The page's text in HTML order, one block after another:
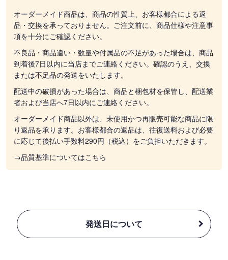
オーダーメイド商品は、商品の性質上、お客様都合による返
品・交換を承っておりません。ご注文前に、商品仕様や注意事
項を十分にご確認ください。
不良品・商品違い・数量や付属品の不足があった場合は、商品
到着後7日以内に当店までご連絡ください。確認のうえ、交換
または不足品の発送をいたします。
配送中の破損があった場合は、商品と梱包材を保管し、配送業
者および当店へ7日以内にご連絡ください。
オーダーメイド商品以外は、未使用かつ再販売可能な商品に限
り返品を承ります。お客様都合の返品は、往復送料および必要
に応じて後払い手数料290円（税込）をご負担いただきます。
→品質基準についてはこちら
発送日について